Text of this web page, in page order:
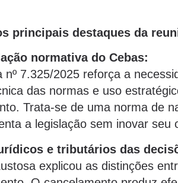
principais destaques da
normativa do Cebas:
nº 7.325/2025 reforça a
das normas e uso
Trata-se de uma norma de
a legislação sem inovar seu
e tributários das
explicou as distinções